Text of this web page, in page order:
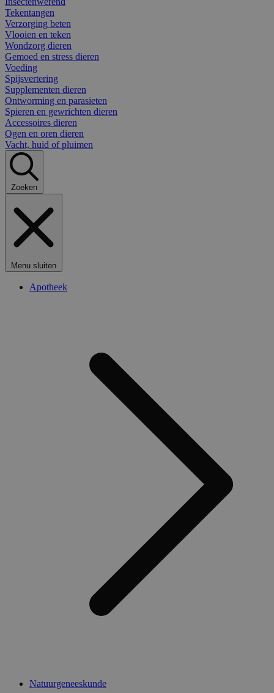
Tekentangen
Verzorging beten
Vlooien en teken
Wondzorg dieren
Gemoed en stress dieren
Voeding
Spijsvertering
Supplementen dieren
Ontworming en parasieten
Spieren en gewrichten dieren
Accessoires dieren
Ogen en oren dieren
Vacht, huid of pluimen
Zoeken
Menu sluiten
Apotheek
Natuurgeneeskunde